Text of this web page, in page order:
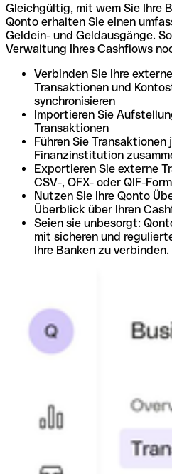
Gleichgültig, mit wem Sie Ihre
Qonto erhalten Sie einen
Geldein- und Geldausgänge.
Verwaltung Ihres Cashflows
Verbinden Sie Ihre
Transaktionen und
synchronisieren
Importieren Sie
Transaktionen
Führen Sie
Finanzinstitution
Exportieren Sie externe
CSV-, OFX- oder QIF-
Nutzen Sie Ihre Qonto
Überblick über Ihren
Seien sie unbesorgt:
mit sicheren und
Ihre Banken zu verbinden.